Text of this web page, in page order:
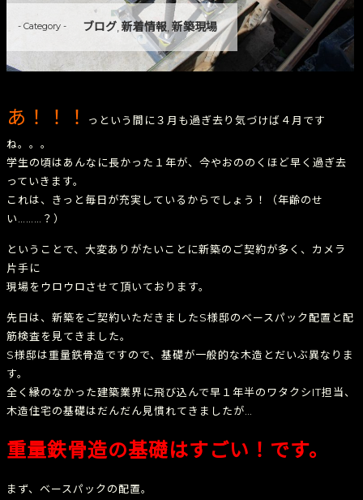
- Category - ブログ 新着情報 新築現場
あ！！！
っという間に３月も過ぎ去り気づけば４月です
ね。。。
学生の頃はあんなに長かった１年が、今やおののくほど早く過ぎ去
っていきます。
これは、きっと毎日が充実しているからでしょう！（年齢のせ
い………？）
ということで、大変ありがたいことに新築のご契約が多く、カメラ
片手に
現場をウロウロさせて頂いております。
先日は、新築をご契約いただきましたS様邸のベースパック配置と配
筋検査を見てきました。
S様邸は重量鉄骨造ですので、基礎が一般的な木造とだいぶ異なりま
す。
全く縁のなかった建築業界に飛び込んで早１年半のワタクシIT担当、
木造住宅の基礎はだんだん見慣れてきましたが…
重量鉄骨造の基礎はすごい！です。
まず、ベースパックの配置。